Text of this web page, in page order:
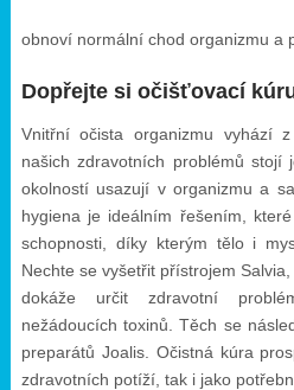
obnoví normální chod organizmu a
Dopřejte si očišťovací
Vnitřní očista organizmu vyhází
našich zdravotních problémů stojí
okolností usazují v organizmu a
hygiena je ideálním řešením,
schopnosti, díky kterým tělo i
Nechte se vyšetřit přístrojem
dokáže určit zdravotní
nežádoucích toxinů. Těch se
preparátů Joalis. Očistná kúra
zdravotních potíží, tak i jako